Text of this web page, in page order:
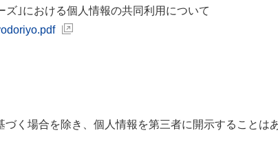
｣における個人情報の共同利用について
く場合を除き、個人情報を第三者に開示することは